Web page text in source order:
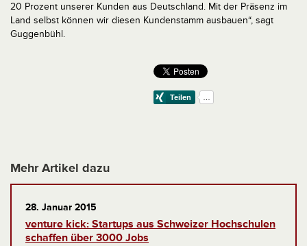
20 Prozent unserer Kunden aus Deutschland. Mit der Präsenz im
Land selbst können wir diesen Kundenstamm ausbauen“, sagt
Guggenbühl.
Mehr Artikel dazu
28. Januar 2015
venture kick: Startups aus Schweizer Hochschulen
schaffen über 3000 Jobs